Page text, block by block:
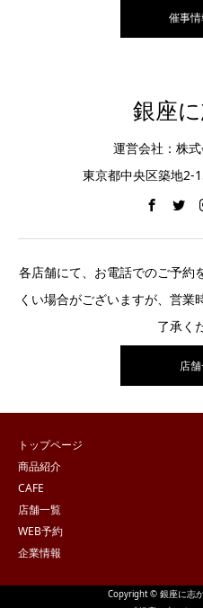
催事
銀座
運営会社：株
東京都中央区築地2-
各店舗にて、お電話でのご予約
くい場合がございますが、営
了承く
店
トップページ
商品紹介
CAFE
店舗一覧
WEB予約
企業情報
Copyright © 銀座に志